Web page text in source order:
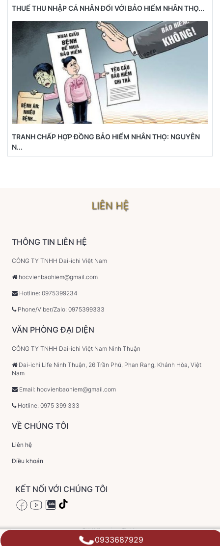
THUẾ THU NHẬP CÁ NHÂN ĐỐI VỚI BẢO HIỂM NHÂN THỌ...
TRANH CHẤP HỢP ĐỒNG BẢO HIỂM NHÂN THỌ: NGUYÊN
N...
LIÊN HỆ
THÔNG TIN LIÊN HỆ
CÔNG TY TNHH Dai-ichi Việt Nam
hocvienbaohiem@gmail.com
Hotline: 0975399234
Phone/Viber/Zalo: 0975399333
VĂN PHÒNG ĐẠI DIỆN
CÔNG TY TNHH Dai-ichi Việt Nam Ninh Thuận
Dai-ichi Life Ninh Thuận, 26 Trần Phú, Phan Rang, Khánh Hòa, Việt
Nam
Email: hocvienbaohiem@gmail.com
Hotline: 0975 399 333
VỀ CHÚNG TÔI
Liên hệ
Điều khoản
KẾT NỐI VỚI CHÚNG TÔI
Giới thiệu Tin tức
0933687929